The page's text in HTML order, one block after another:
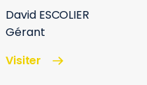
David ESCOLIER
Gérant
Visiter